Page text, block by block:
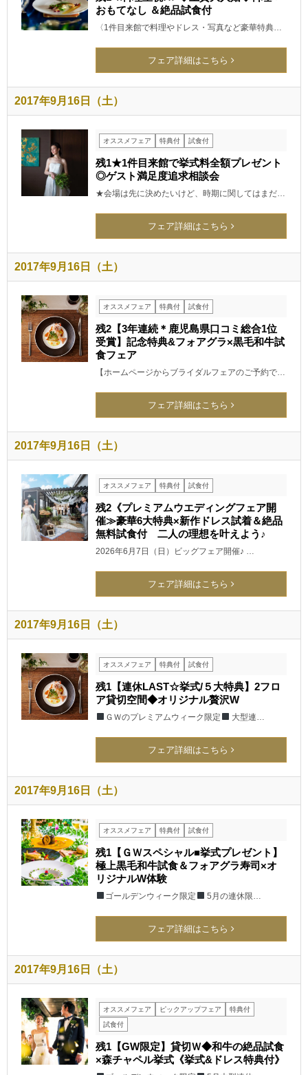
おもてなし ＆絶品試食付
〈1件目来館で料理やドレス・写真など豪華特典…
フェア詳細はこちら
2017年9月16日（土）
オススメフェア 特典付 試食付
残1★1件目来館で挙式料全額プレゼント
◎ゲスト満足度追求相談会
★会場は先に決めたいけど、時期に関してはまだ…
フェア詳細はこちら
2017年9月16日（土）
オススメフェア 特典付 試食付
残2【3年連続＊鹿児島県口コミ総合1位
受賞】記念特典&フォアグラ×黒毛和牛試
食フェア
【ホームページからブライダルフェアのご予約で…
フェア詳細はこちら
2017年9月16日（土）
オススメフェア 特典付 試食付
残2《プレミアムウエディングフェア開
催≫豪華6大特典×新作ドレス試着＆絶品
無料試食付 二人の理想を叶えよう♪
2026年6月7日（日）ビッグフェア開催♪ …
フェア詳細はこちら
2017年9月16日（土）
オススメフェア 特典付 試食付
残1【連休LAST☆挙式/５大特典】2フロ
ア貸切空間◆オリジナル贅沢W
ＧＷのプレミアムウィーク限定 大型連…
フェア詳細はこちら
2017年9月16日（土）
オススメフェア 特典付 試食付
残1【ＧＷスペシャル■挙式プレゼント】
極上黒毛和牛試食＆フォアグラ寿司×オ
リジナルW体験
ゴールデンウィーク限定 5月の連休限…
フェア詳細はこちら
2017年9月16日（土）
オススメフェア ピックアップフェア
特典付
試食付
残1【GW限定】貸切Ｗ◆和牛の絶品試食
×森チャペル挙式《挙式&ドレス特典付》